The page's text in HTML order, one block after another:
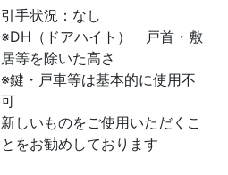
引手状況：なし
※DH（ドアハイト） 戸首・敷
居等を除いた高さ
※鍵・戸車等は基本的に使用不
可
新しいものをご使用いただくこ
とをお勧めしております